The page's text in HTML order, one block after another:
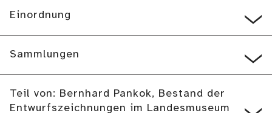
Einordnung
Sammlungen
Teil von: Bernhard Pankok, Bestand der
Entwurfszeichnungen im Landesmuseum